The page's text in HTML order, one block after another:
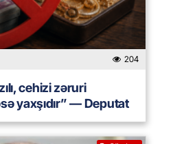
204
cehizi zəruri
yaxşıdır” — Deputat